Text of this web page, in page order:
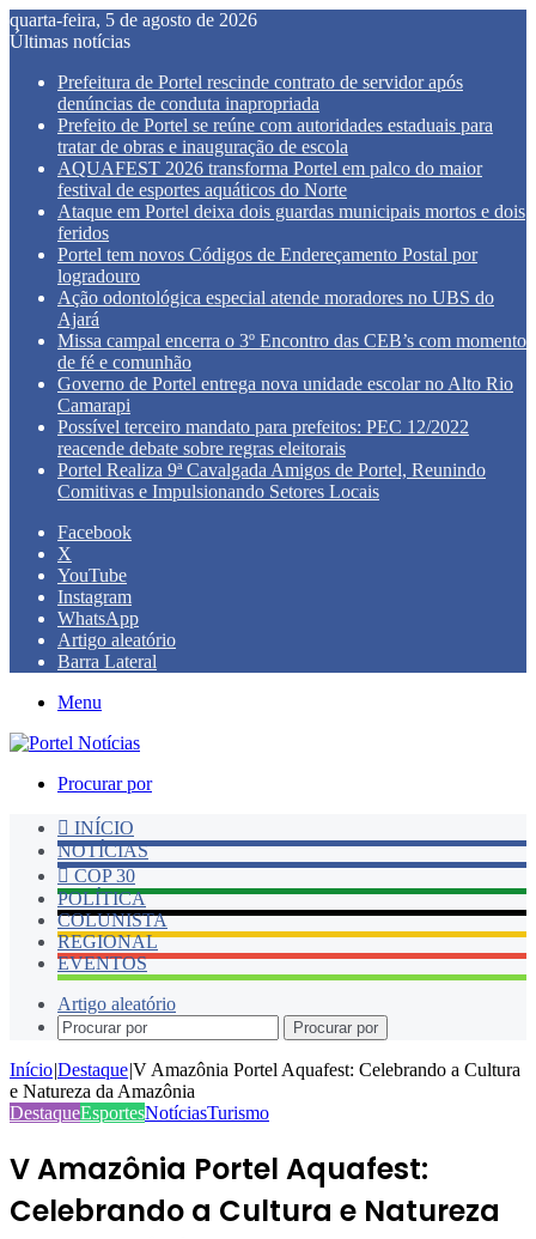
quarta-feira, 5 de agosto de 2026
Últimas notícias
Prefeitura de Portel rescinde contrato de servidor após
denúncias de conduta inapropriada
Prefeito de Portel se reúne com autoridades estaduais para
tratar de obras e inauguração de escola
AQUAFEST 2026 transforma Portel em palco do maior
festival de esportes aquáticos do Norte
Ataque em Portel deixa dois guardas municipais mortos e dois
feridos
Portel tem novos Códigos de Endereçamento Postal por
logradouro
Ação odontológica especial atende moradores no UBS do
Ajará
Missa campal encerra o 3º Encontro das CEB’s com momento
de fé e comunhão
Governo de Portel entrega nova unidade escolar no Alto Rio
Camarapi
Possível terceiro mandato para prefeitos: PEC 12/2022
reacende debate sobre regras eleitorais
Portel Realiza 9ª Cavalgada Amigos de Portel, Reunindo
Comitivas e Impulsionando Setores Locais
Facebook
X
YouTube
Instagram
WhatsApp
Artigo aleatório
Barra Lateral
Menu
Procurar por
INÍCIO
NOTÍCIAS
COP 30
POLÍTICA
COLUNISTA
REGIONAL
EVENTOS
Artigo aleatório
Procurar por
Início|Destaque|V Amazônia Portel Aquafest: Celebrando a Cultura
e Natureza da Amazônia
DestaqueEsportesNotíciasTurismo
V Amazônia Portel Aquafest:
Celebrando a Cultura e Natureza